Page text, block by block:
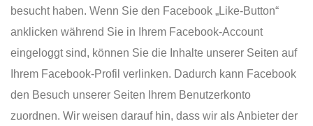
besucht haben. Wenn Sie den Facebook „Like-Button“
anklicken während Sie in Ihrem Facebook-Account
eingeloggt sind, können Sie die Inhalte unserer Seiten auf
Ihrem Facebook-Profil verlinken. Dadurch kann Facebook
den Besuch unserer Seiten Ihrem Benutzerkonto
zuordnen. Wir weisen darauf hin, dass wir als Anbieter der